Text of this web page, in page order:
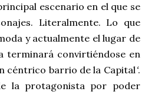
escenario en el que se
Literalmente. Lo que
y actualmente el lugar de
terminará convirtiéndose en
céntrico barrio de la Capital‘.
la protagonista por poder